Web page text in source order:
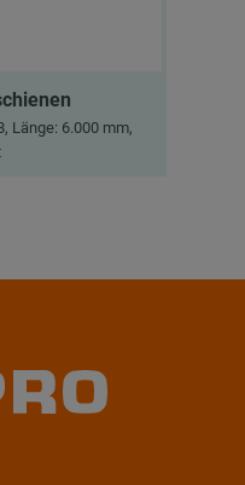
Länge: 6.000 mm,